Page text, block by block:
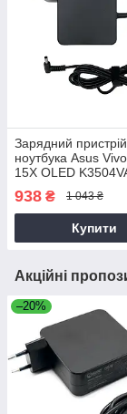
Зарядний
ноутбука Asus
15X OLED
938 ₴ 1 043 ₴
Купити
Акційні
–20%